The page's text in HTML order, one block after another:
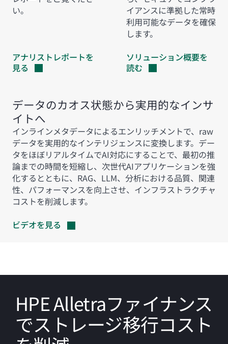
い。
アナリストレポートを
見る
イアンスに準拠した常時
利用可能なデータを確保
します。
ソリューション概要を
読む
データのカオス状態から実用的なインサ
イトへ
インラインメタデータによるエンリッチメントで、raw
データを実用的なインテリジェンスに変換します。デー
タをほぼリアルタイムでAI対応にすることで、最初の推
論までの時間を短縮し、次世代AIアプリケーションを強
化するとともに、RAG、LLM、分析における品質、関連
性、パフォーマンスを向上させ、インフラストラクチャ
コストを削減します。
ビデオを見る
HPE Alletraファイナンス
でストレージ移行コスト